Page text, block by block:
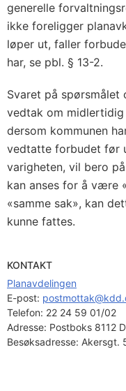
generelle
ikke foreligger
løper ut, faller
har, se pbl. § 13-2.
Svaret på
vedtak om
dersom kommunen
vedtatte forbudet før
varigheten, vil bero
kan anses for å være
«samme sak», kan
kunne fattes.
KONTAKT
Planavdelingen
E-post:
Telefon: 22 24 59 01/02
Adresse: Postboks 8112
Besøksadresse: Akersgt.